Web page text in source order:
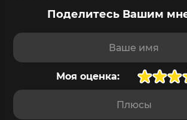
Поделитесь Вашим
Моя оценка:
Ваше имя
Плюсы